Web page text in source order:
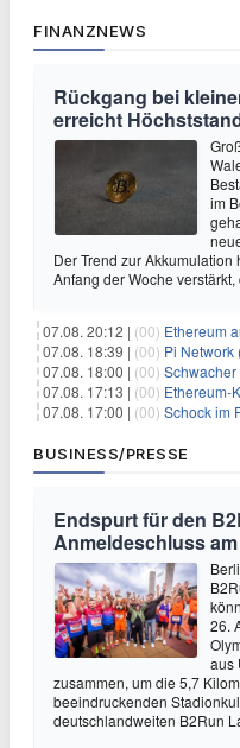
FINANZNEWS
Rückgang bei
erreicht
im
Der Trend zur
Anfang der Woche
07.08. 20:12 | (00) Ethereum auf dem Weg
07.08. 18:39 | (00) Pi Network (PI)
07.08. 18:00 | (00) Schwacher Yen
07.08. 17:13 | (00) Ethereum-
07.08. 17:00 | (00) Schock im
BUSINESS/PRESSE
Endspurt für den
Anmeldeschluss
26.
aus
zusammen, um die 5,7
beeindruckenden
deutschlandweiten B2Run